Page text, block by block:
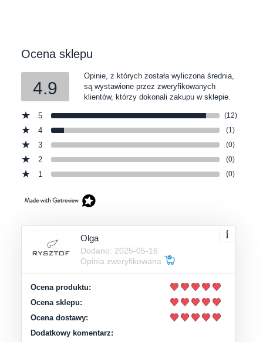
Ocena sklepu
4.9
Opinie, z których została wyliczona średnia,
są wystawione przez zweryfikowanych
klientów, którzy dokonali zakupu w sklepie.
5 (12)
4 (1)
3 (0)
2 (0)
1 (0)
Olga
Dodano: 2025-05-16
Opinia zweryfikowana
Ocena produktu:
Ocena sklepu:
Ocena dostawy:
Dodatkowy komentarz: